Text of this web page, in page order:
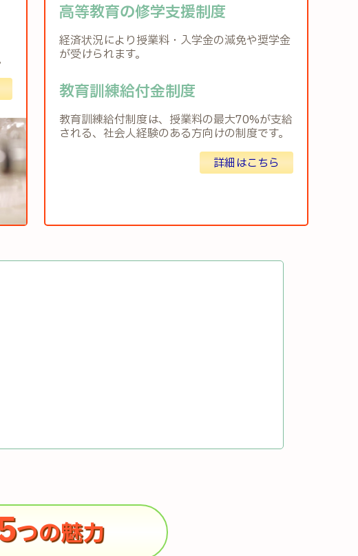
高等教育の修学支援制度
経済状況により授業料・入学金の減免や奨学金
が受けられます。
教育訓練給付金制度
教育訓練給付制度は、授業料の最大70%が支給
される、社会人経験のある方向けの制度です。
詳細はこちら
を開催しました
つの魅力